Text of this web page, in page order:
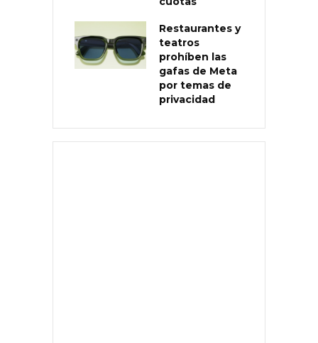
Restaurantes y
teatros
prohíben las
gafas de Meta
por temas de
privacidad